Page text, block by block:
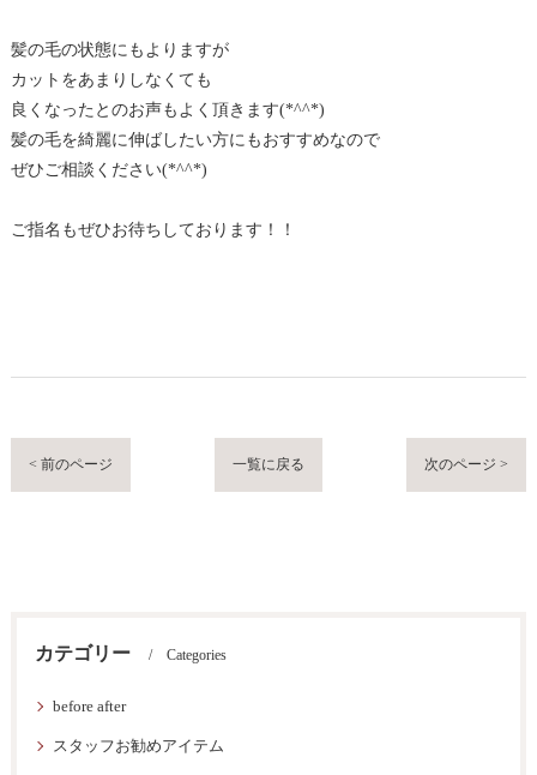
髪の毛の状態にもよりますが
カットをあまりしなくても
良くなったとのお声もよく頂きます(*^^*)
髪の毛を綺麗に伸ばしたい方にもおすすめなので
ぜひご相談ください(*^^*)
ご指名もぜひお待ちしております！！
< 前のページ 一覧に戻る 次のページ >
カテゴリー Categories
before after
スタッフお勧めアイテム